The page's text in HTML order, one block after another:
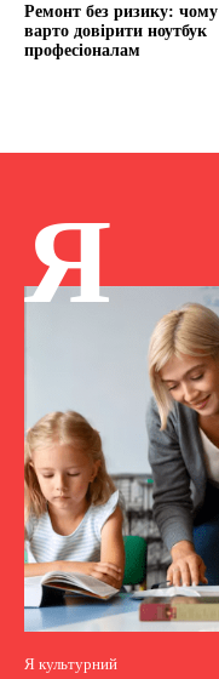
Ремонт без ризику: чому
варто довірити ноутбук
професіоналам
Я
Я культурний